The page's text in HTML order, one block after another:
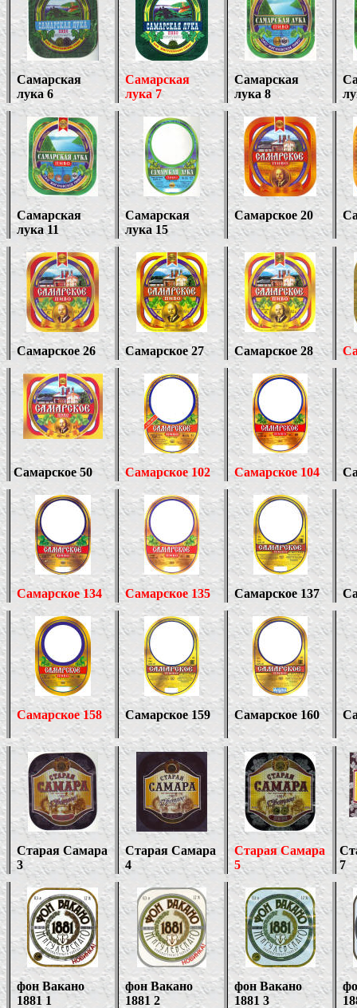
Самарская
лука 6
Самарская
лука 7
Самарская
лука 8
Самарская
лука 11
Самарская
лука 15
Самарское 20
Самарское 26 Самарское 27 Самарское 28
Самарское 50 Самарское 102 Самарское 104
Самарское 134 Самарское 135 Самарское 137
Самарское 158 Самарское 159 Самарское160
Старая Самара
3
Старая Самара
4
Старая Самара
5
7
фон Вакано
1881 1
фон Вакано
1881 2
фон Вакано
1881 3